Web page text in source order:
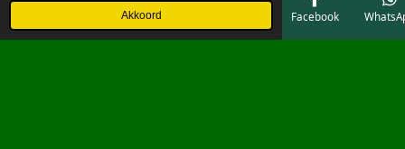
Akkoord
Telefoonnummer Facebook